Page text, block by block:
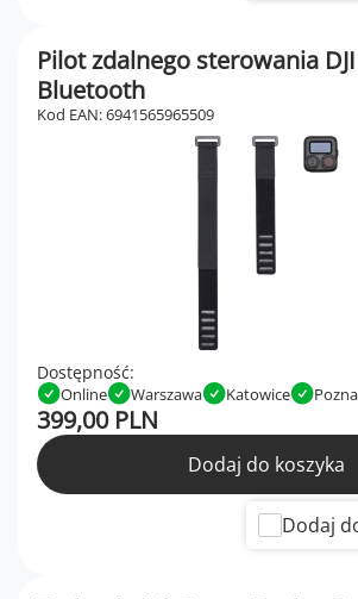
Pilot zdalnego sterowania
Bluetooth
Kod EAN: 6941565965509
Dostępność:
Online Warszawa Katowice
399,00 PLN
Dodaj do koszyka
Dodaj